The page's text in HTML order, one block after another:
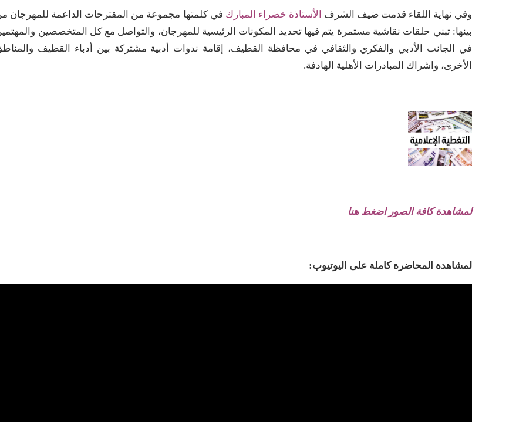
وفي نهاية اللقاء قدمت ضيف الشرف الأستاذة خضراء المبارك في كلمتها مجموعة من المقترحات الداعمة للمهرجان
بينها: تبني حلقات نقاشية مستمرة يتم فيها تحديد المكونات الرئيسية للمهرجان، والتواصل مع كل المتخصصين
في الجانب الأدبي والفكري والثقافي في محافظة القطيف، إقامة ندوات أدبية مشتركة بين أدباء القطيف
الأخرى، واشراك المبادرات الأهلية الهادفة.
لمشاهدة كافة الصور اضغط هنا
لمشاهدة المحاضرة كاملة على اليوتيوب: